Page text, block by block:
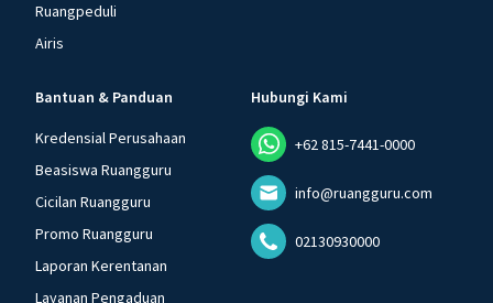
Ruangpeduli
Airis
Bantuan & Panduan
Kredensial Perusahaan
Beasiswa Ruangguru
Cicilan Ruangguru
Promo Ruangguru
Laporan Kerentanan
Layanan Pengaduan
Hubungi Kami
+62 815-7441-0000
info@ruangguru.com
02130930000